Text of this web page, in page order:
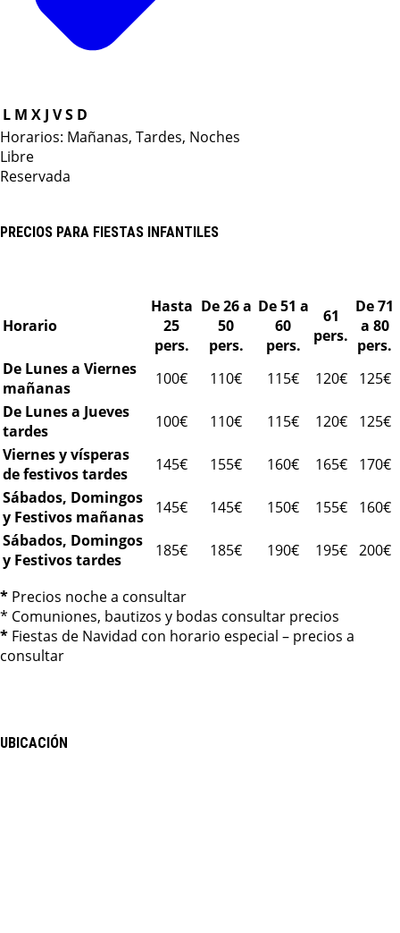
L M XJ VS D
Horarios: Mañanas, Tardes, Noches
Libre
Reservada
PRECIOS PARA FIESTAS INFANTILES
Horario
Hasta
25
pers.
De 26 a
50
pers.
De 51 a
60
pers.
61
pers.
De 71
a 80
pers.
De Lunes a Viernes
mañanas
100€ 110€ 115€ 120€
125€
De Lunes a Jueves
tardes
100€ 110€ 115€ 120€
125€
Viernes y vísperas
de festivos tardes
145€ 155€ 160€ 165€
170€
Sábados, Domingos
y Festivos mañanas
145€ 145€ 150€ 155€
160€
Sábados, Domingos
y Festivos tardes
185€ 185€ 190€ 195€ 200€
* Precios noche a consultar
* Comuniones, bautizos y bodas consultar precios
* Fiestas de Navidad con horario especial – precios a
consultar
UBICACIÓN